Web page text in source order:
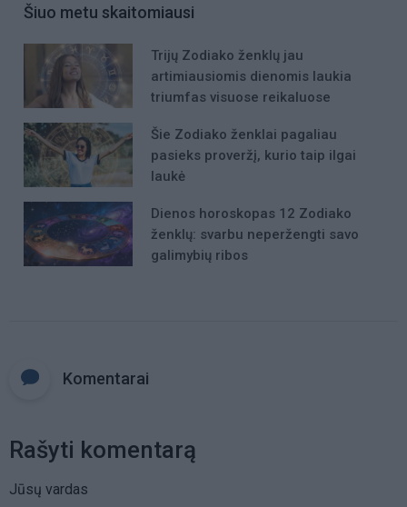
Šiuo metu skaitomiausi
Trijų Zodiako ženklų jau
artimiausiomis dienomis laukia
triumfas visuose reikaluose
Šie Zodiako ženklai pagaliau
pasieks proveržį, kurio taip ilgai
laukė
Dienos horoskopas 12 Zodiako
ženklų: svarbu neperžengti savo
galimybių ribos
Komentarai
Rašyti komentarą
Jūsų vardas